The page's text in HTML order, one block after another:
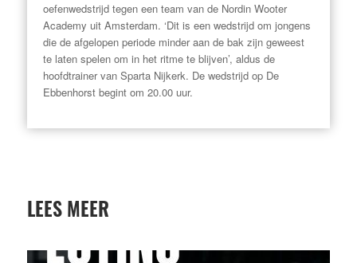
oefenwedstrijd tegen een team van de Nordin Wooter
Academy uit Amsterdam. ‘Dit is een wedstrijd om jongens
die de afgelopen periode minder aan de bak zijn geweest
te laten spelen om in het ritme te blijven’, aldus de
hoofdtrainer van Sparta Nijkerk. De wedstrijd op De
Ebbenhorst begint om 20.00 uur.
LEES MEER